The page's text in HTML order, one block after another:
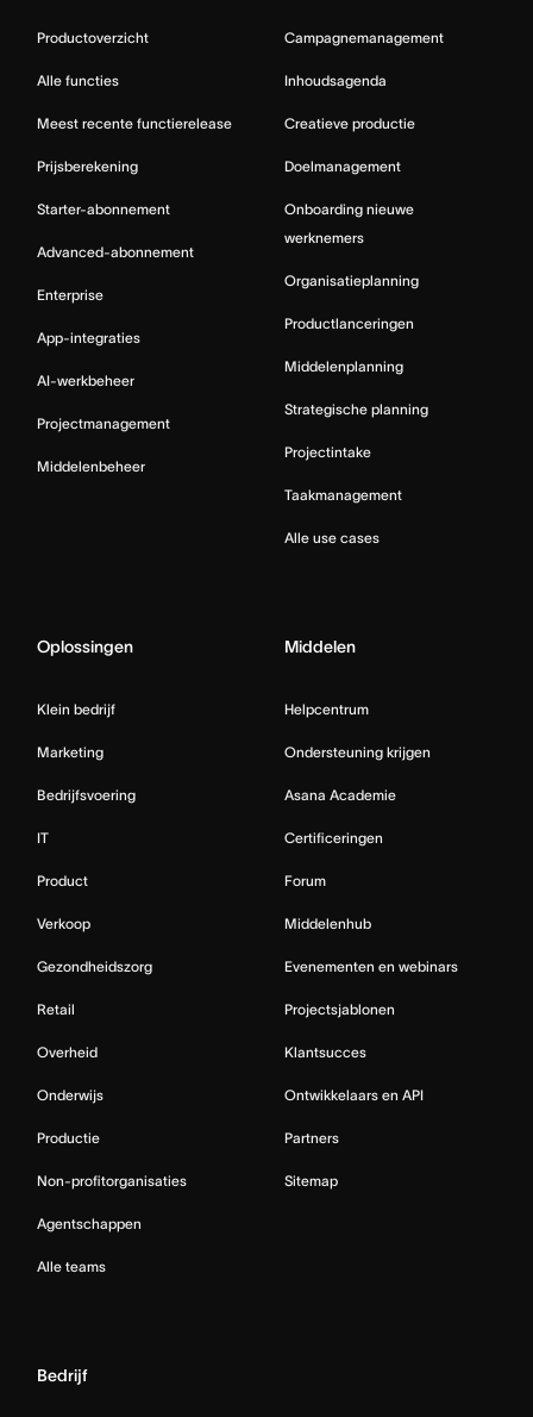
Productoverzicht
Alle functies
Meest recente functierelease
Prijsberekening
Starter-abonnement
Advanced-abonnement
Enterprise
App-integraties
AI-werkbeheer
Projectmanagement
Middelenbeheer
Campagnemanagement
Inhoudsagenda
Creatieve productie
Doelmanagement
Onboarding nieuwe
werknemers
Organisatieplanning
Productlanceringen
Middelenplanning
Strategische planning
Projectintake
Taakmanagement
Alle use cases
Oplossingen
Klein bedrijf
Marketing
Bedrijfsvoering
IT
Product
Verkoop
Gezondheidszorg
Retail
Overheid
Onderwijs
Productie
Non-profitorganisaties
Agentschappen
Alle teams
Middelen
Helpcentrum
Ondersteuning krijgen
Asana Academie
Certificeringen
Forum
Middelenhub
Evenementen en webinars
Projectsjablonen
Klantsucces
Ontwikkelaars en API
Partners
Sitemap
Bedrijf